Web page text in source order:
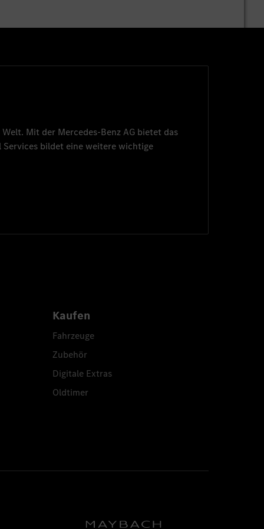
Mit der Mercedes-Benz AG bietet das
Services bildet eine weitere wichtige
Kaufen
Fahrzeuge
Zubehör
Digitale Extras
Oldtimer